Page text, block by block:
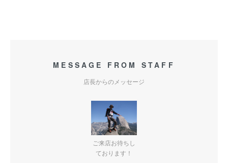
MESSAGE FROM STAFF
店長からのメッセージ
ご来店お待ちし
ております！